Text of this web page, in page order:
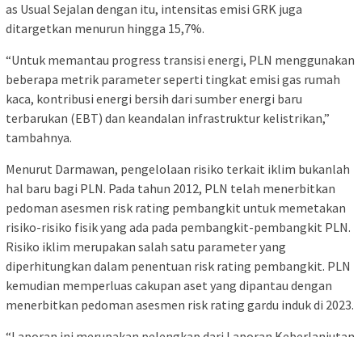
as Usual Sejalan dengan itu, intensitas emisi GRK juga
ditargetkan menurun hingga 15,7%.
“Untuk memantau progress transisi energi, PLN menggunakan
beberapa metrik parameter seperti tingkat emisi gas rumah
kaca, kontribusi energi bersih dari sumber energi baru
terbarukan (EBT) dan keandalan infrastruktur kelistrikan,”
tambahnya.
Menurut Darmawan, pengelolaan risiko terkait iklim bukanlah
hal baru bagi PLN. Pada tahun 2012, PLN telah menerbitkan
pedoman asesmen risk rating pembangkit untuk memetakan
risiko-risiko fisik yang ada pada pembangkit-pembangkit PLN.
Risiko iklim merupakan salah satu parameter yang
diperhitungkan dalam penentuan risk rating pembangkit. PLN
kemudian memperluas cakupan aset yang dipantau dengan
menerbitkan pedoman asesmen risk rating gardu induk di 2023.